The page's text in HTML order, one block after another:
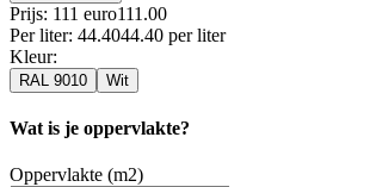
Prijs: 111 euro111 .00
Per liter: 44.4044.40 per liter
Kleur:
RAL 9010 Wit
Wat is je oppervlakte?
Oppervlakte (m2)